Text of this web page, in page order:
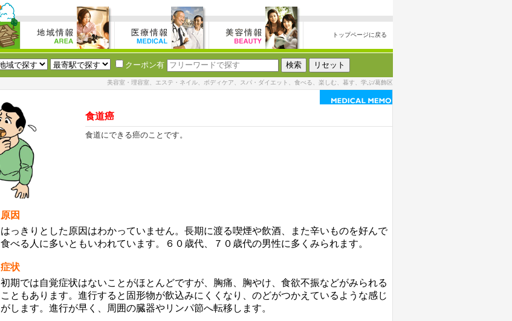
トップページに戻る
クーポン有
美容室・理容室、エステ・ネイル、ボディケア、スパ・ダイエット、食べる、楽しむ、暮す、学ぶ/葛飾区
食道癌
食道にできる癌のことです。
原因
はっきりとした原因はわかっていません。長期に渡る喫煙や飲酒、また辛いものを好んで
食べる人に多いともいわれています。６０歳代、７０歳代の男性に多くみられます。
症状
初期では自覚症状はないことがほとんどですが、胸痛、胸やけ、食欲不振などがみられる
こともあります。進行すると固形物が飲込みにくくなり、のどがつかえているような感じ
がします。進行が早く、周囲の臓器やリンパ節へ転移します。